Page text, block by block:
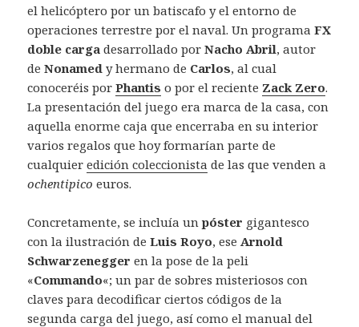
el helicóptero por un batiscafo y el entorno de
operaciones terrestre por el naval. Un programaFX
doble carga desarrollado porNacho Abril, autor
deNonamed y hermano de Carlos, al cual
conoceréis porPhantis o por el reciente Zack Zero.
La presentación del juego era marca de la casa, con
aquella enorme caja que encerraba en su interior
varios regalos que hoy formarían parte de
cualquieredición coleccionista de las que venden a
ochentipico euros.
Concretamente, se incluía unpóster gigantesco
con la ilustración deLuis Royo, ese Arnold
Schwarzenegger en la pose de la peli
«Commando«; un par de sobres misteriosos con
claves para decodificar ciertos códigos de la
segunda carga del juego, así como el manual del